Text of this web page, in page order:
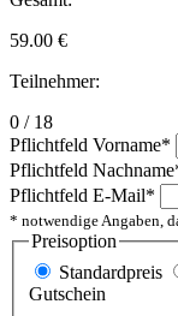
59.00 €
Teilnehmer:
0 / 18
Pflichtfeld Vorname*
Pflichtfeld Nachname
Pflichtfeld E-Mail*
* notwendige Angaben,
Preisoption
Standardpreis
Gutschein